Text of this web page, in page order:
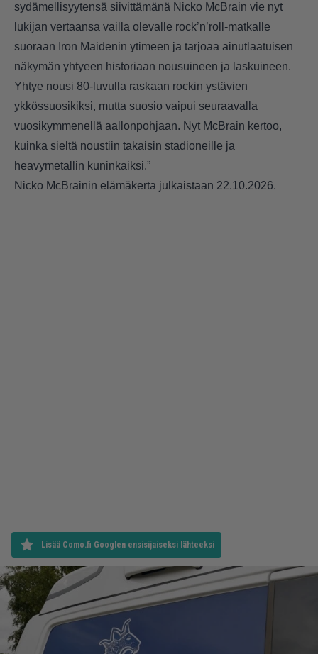
sydämellisyytensä siivittämänä Nicko McBrain vie nyt
lukijan vertaansa vailla olevalle rock’n’roll‑matkalle
suoraan Iron Maidenin ytimeen ja tarjoaa ainutlaatuisen
näkymän yhtyeen historiaan nousuineen ja laskuineen.
Yhtye nousi 80-luvulla raskaan rockin ystävien
ykkössuosikiksi, mutta suosio vaipui seuraavalla
vuosikymmenellä aallonpohjaan. Nyt McBrain kertoo,
kuinka sieltä noustiin takaisin stadioneille ja
heavymetallin kuninkaiksi.”
Nicko McBrainin elämäkerta julkaistaan 22.10.2026.
Lisää Como.fi Googlen ensisijaiseksi lähteeksi